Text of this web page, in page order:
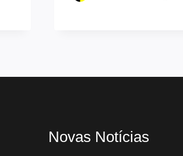
Novas Notícias